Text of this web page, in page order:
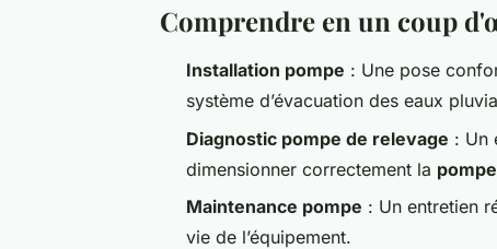
Comprendre en un coup
Installation pompe : Une pose
système d’évacuation des eaux
Diagnostic pompe de relevage : Un
dimensionner correctement la
Maintenance pompe : Un entretien
vie de l’équipement.